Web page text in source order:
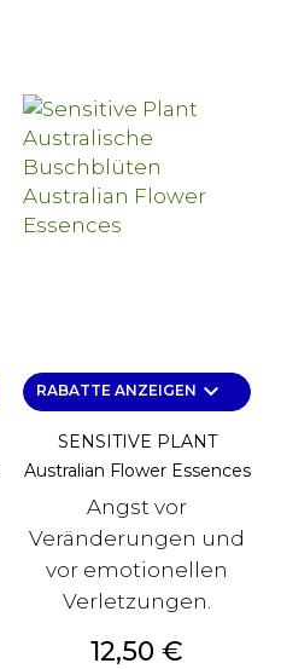
RABATTE ANZEIGEN keyboard_arrow_down
SENSITIVE PLANT
Australian Flower Essences
Angst vor
Veränderungen und
vor emotionellen
Verletzungen.
Preis
12,50 €